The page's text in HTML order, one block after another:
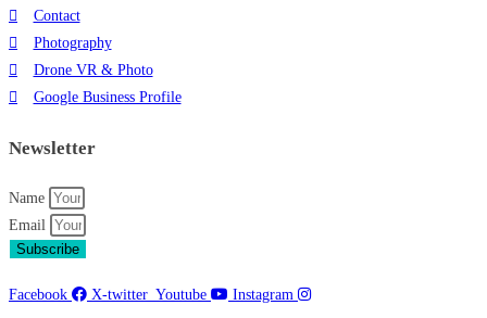
Contact
Photography
Drone VR & Photo
Google Business Profile
Newsletter
Name
Email
Subscribe
Facebook X-twitter Youtube Instagram